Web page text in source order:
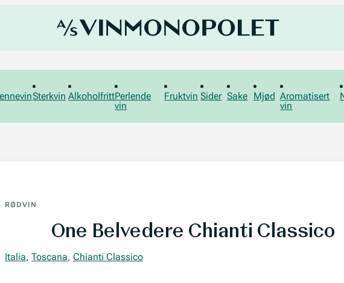
Sterkvin AlkoholfrittPerlende
vin
Fruktvin Sider Sake Mjød Aromatisert
vin
RØDVIN
One Belvedere Chianti Classico
Italia, Toscana, Chianti Classico